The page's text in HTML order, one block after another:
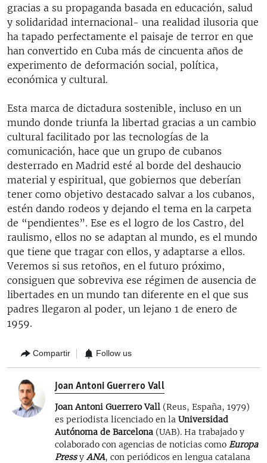
gracias a su propaganda basada en educación, salud
y solidaridad internacional- una realidad ilusoria que
ha tapado perfectamente el paisaje de terror en que
han convertido en Cuba más de cincuenta años de
experimento de deformación social, política,
económica y cultural.
Esta marca de dictadura sostenible, incluso en un
mundo donde triunfa la libertad gracias a un cambio
cultural facilitado por las tecnologías de la
comunicación, hace que un grupo de cubanos
desterrado en Madrid esté al borde del deshaucio
material y espiritual, que gobiernos que deberían
tener como objetivo destacado salvar a los cubanos,
estén dando rodeos y dejando el tema en la carpeta
de “pendientes”. Ese es el logro de los Castro, del
raulismo, ellos no se adaptan al mundo, es el mundo
que tiene que tragar con ellos, y adaptarse a ellos.
Veremos si sus retoños, en el futuro próximo,
consiguen que sobreviva ese régimen de ausencia de
libertades en un mundo tan diferente en el que sus
padres llegaron al poder, un lejano 1 de enero de
1959.
Compartir Follow us
Joan Antoni Guerrero Vall
Joan Antoni Guerrero Vall (Reus, España, 1979)
es periodista licenciado en la Universidad
Autónoma de Barcelona (UAB). Ha trabajado y
colaborado con agencias de noticias como Europa
Pressy ANA, con periódicos en lengua catalana